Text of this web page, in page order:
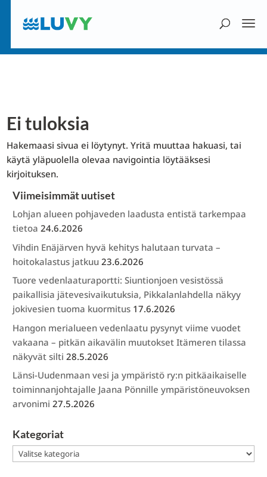
Ei tuloksia
Hakemaasi sivua ei löytynyt. Yritä muuttaa hakuasi, tai
käytä yläpuolella olevaa navigointia löytääksesi
kirjoituksen.
Viimeisimmät uutiset
Lohjan alueen pohjaveden laadusta entistä tarkempaa
tietoa 24.6.2026
Vihdin Enäjärven hyvä kehitys halutaan turvata –
hoitokalastus jatkuu 23.6.2026
Tuore vedenlaaturaportti: Siuntionjoen vesistössä
paikallisia jätevesivaikutuksia, Pikkalanlahdella näkyy
jokivesien tuoma kuormitus 17.6.2026
Hangon merialueen vedenlaatu pysynyt viime vuodet
vakaana – pitkän aikavälin muutokset Itämeren tilassa
näkyvät silti 28.5.2026
Länsi-Uudenmaan vesi ja ympäristö ry:n pitkäaikaiselle
toiminnanjohtajalle Jaana Pönnille ympäristöneuvoksen
arvonimi 27.5.2026
Kategoriat
Kategoriat